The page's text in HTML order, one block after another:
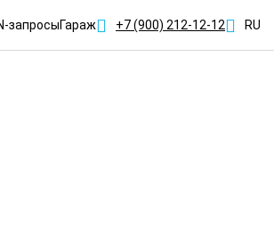
запросыГараж +7 (900) 212-12-12 RU